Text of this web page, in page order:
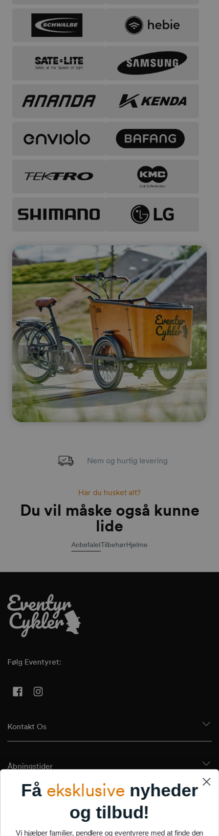
Nem og hurtig levering
Har du husket alt?
Du vil måske også kunne
lide
AnbefaletTilbehørHjelme
Følg Eventyret:
FacebookInstagram
Kontakt Os
Åbningstider
Tilmeld Dig Vores Nyhedsbrev
Få eksklusive nyheder
og tilbud!
Vi hjælper familier, pendlere og eventyrere med at finde den